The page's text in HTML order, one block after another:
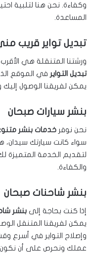
وكفاءة. نحن هنا لتلبية
المساعدة.
تبديل تواير قريب
ورشتنا المتنقلة هي
تبديل التواير في الموقع
يمكن لفريقنا الوصول
بنشر سيارات صبحان
نحن نوفر خدمات بنشر
سواء كانت سيارتك سيدان،
لتقديم الخدمة
والكفاءة.
بنشر شاحنات صبحان
إذا كنت بحاجة إلى بنشر
يمكن لفريقنا المتنقل
وإصلاح التواير في أسرع
عملك ونحرص على أن نكون